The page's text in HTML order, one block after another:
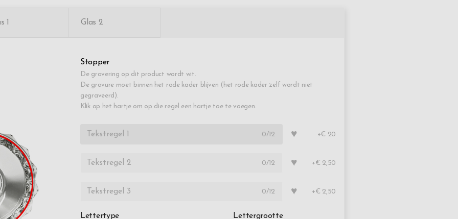
1 Glas 2
Stopper
De gravering op dit product wordt wit.
De gravure moet binnen het rode kader blijven (het rode kader zelf wordt niet
gegraveerd).
Klik op het hartje om op die regel een hartje toe te voegen.
0/12 ♥ +€ 20
0/12 ♥ +€ 2,50
0/12 ♥ +€ 2,50
Lettertype Lettergrootte